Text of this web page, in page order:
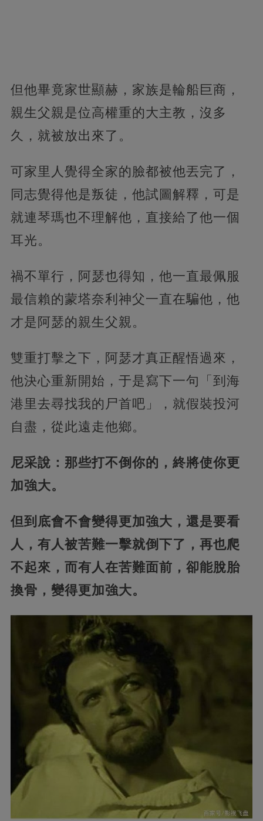
但他畢竟家世顯赫，家族是輪船巨商，
親生父親是位高權重的大主教，沒多
久，就被放出來了。
可家里人覺得全家的臉都被他丟完了，
同志覺得他是叛徒，他試圖解釋，可是
就連琴瑪也不理解他，直接給了他一個
耳光。
禍不單行，阿瑟也得知，他一直最佩服
最信賴的蒙塔奈利神父一直在騙他，他
才是阿瑟的親生父親。
雙重打擊之下，阿瑟才真正醒悟過來，
他決心重新開始，于是寫下一句「到海
港里去尋找我的尸首吧」，就假裝投河
自盡，從此遠走他鄉。
尼采說：那些打不倒你的，終將使你更
加強大。
但到底會不會變得更加強大，還是要看
人，有人被苦難一擊就倒下了，再也爬
不起來，而有人在苦難面前，卻能脫胎
換骨，變得更加強大。